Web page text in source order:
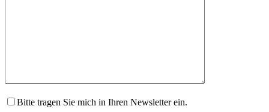
Bitte tragen Sie mich in Ihren Newsletter ein.